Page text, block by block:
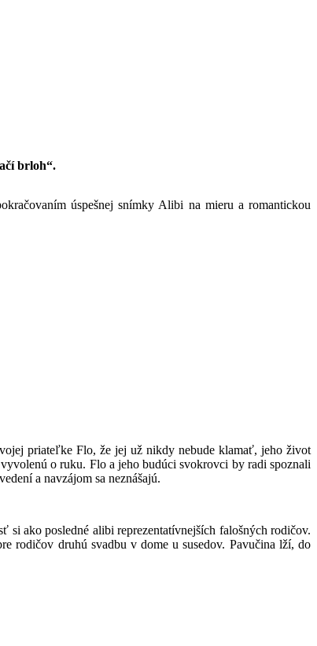
brloh“.
úspešnej snímky Alibi na mieru a romantickou
priateľke Flo, že jej už nikdy nebude klamať, jeho život
o ruku. Flo a jeho budúci svokrovci by radi spoznali
a navzájom sa neznášajú.
si ako posledné alibi reprezentatívnejších falošných rodičov.
rodičov druhú svadbu v dome u susedov. Pavučina lží, do